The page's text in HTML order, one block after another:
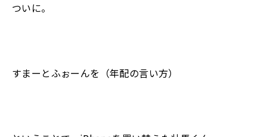
ついに。
すまーとふぉーんを（年配の言い方）